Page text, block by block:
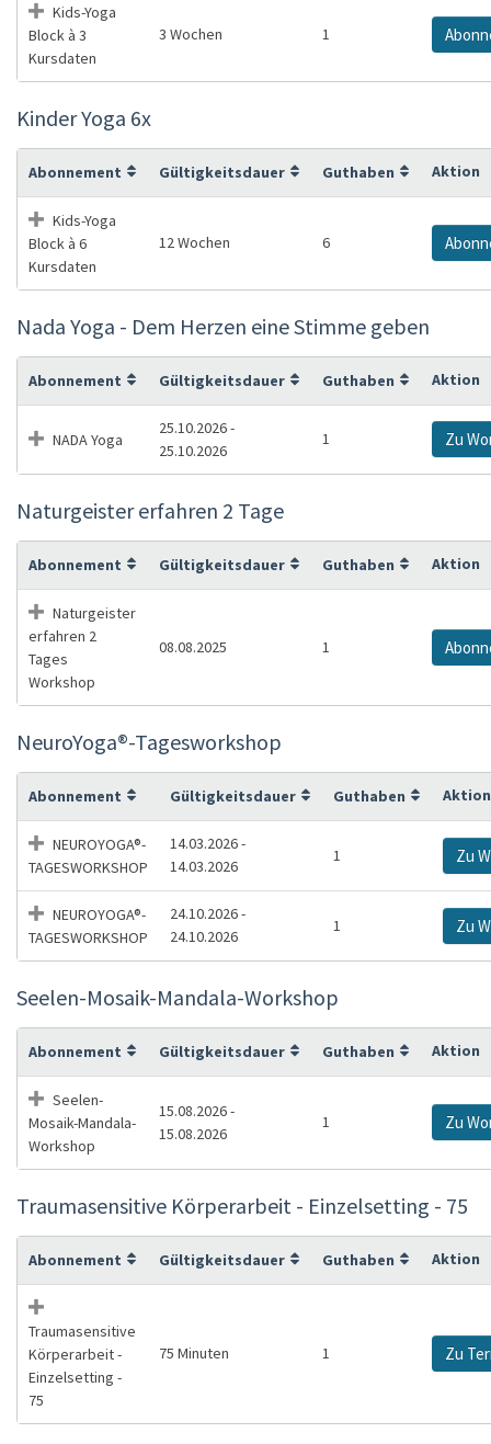
Kids-Yoga
Block à 3
Kursdaten
3 Wochen 1
Kinder Yoga 6x
Abonnement Gültigkeitsdauer Guthaben Aktion
Kids-Yoga
Block à 6
Kursdaten
12 Wochen 6
Nada Yoga - Dem Herzen eine Stimme geben
Abonnement Gültigkeitsdauer Guthaben Aktion
NADA Yoga
25.10.2026 -
25.10.2026
1 Zu
Naturgeister erfahren 2 Tage
Abonnement Gültigkeitsdauer Guthaben Aktion
Naturgeister
erfahren 2
Tages
Workshop
08.08.2025 1
NeuroYoga®-Tagesworkshop
Abonnement Gültigkeitsdauer Guthaben Aktion
NEUROYOGA®-
TAGESWORKSHOP
14.03.2026 -
14.03.2026
1 Zu
NEUROYOGA®-
TAGESWORKSHOP
24.10.2026 -
24.10.2026
1 Zu
Seelen-Mosaik-Mandala-Workshop
Abonnement Gültigkeitsdauer Guthaben Aktion
Seelen-
Mosaik-Mandala-
Workshop
15.08.2026 -
15.08.2026
1 Zu
Traumasensitive Körperarbeit - Einzelsetting - 75
Abonnement Gültigkeitsdauer Guthaben Aktion
Traumasensitive
Körperarbeit -
Einzelsetting -
75
75 Minuten 1 Zu